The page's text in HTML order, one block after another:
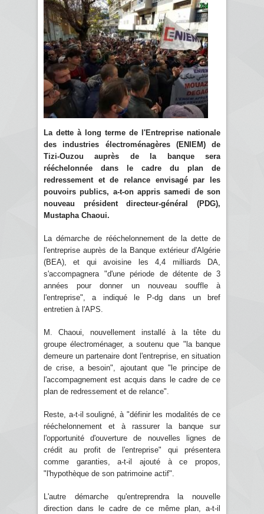
La dette à long terme de l'Entreprise nationale
des industries électroménagères (ENIEM) de
Tizi-Ouzou auprès de la banque sera
rééchelonnée dans le cadre du plan de
redressement et de relance envisagé par les
pouvoirs publics, a-t-on appris samedi de son
nouveau président directeur-général (PDG),
Mustapha Chaoui.
La démarche de rééchelonnement de la dette de
l'entreprise auprès de la Banque extérieur d'Algérie
(BEA), et qui avoisine les 4,4 milliards DA,
s'accompagnera "d'une période de détente de 3
années pour donner un nouveau souffle à
l'entreprise", a indiqué le P-dg dans un bref
entretien à l'APS.
M. Chaoui, nouvellement installé à la tête du
groupe électroménager, a soutenu que "la banque
demeure un partenaire dont l'entreprise, en situation
de crise, a besoin", ajoutant que "le principe de
l'accompagnement est acquis dans le cadre de ce
plan de redressement et de relance".
Reste, a-t-il souligné, à "définir les modalités de ce
rééchelonnement et à rassurer la banque sur
l'opportunité d'ouverture de nouvelles lignes de
crédit au profit de l'entreprise" qui présentera
comme garanties, a-t-il ajouté à ce propos,
"l'hypothèque de son patrimoine actif".
L'autre démarche qu'entreprendra la nouvelle
direction dans le cadre de ce même plan, a-t-il